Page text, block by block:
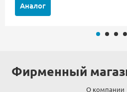
Аналог
Фирменный
О компании